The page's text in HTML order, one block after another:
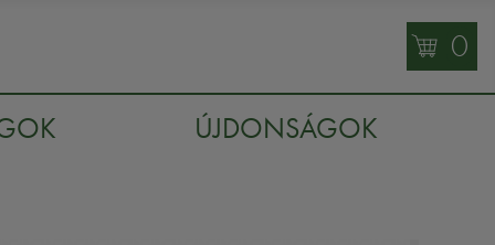
0
ÚJDONSÁGOK